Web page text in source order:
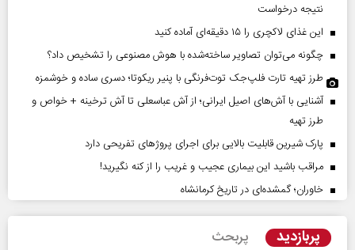
نتیجه درخواست
این غذای لاکچری را ۱۵ دقیقه‌ای آماده کنید
چگونه می‌توان تصاویر ساخته‌شده با هوش مصنوعی را تشخیص داد؟
طرز تهیه تارت فلپ‌جک توت‌فرنگی با پنیر ریکوتا؛ دسری ساده و خوشمزه
آشنایی با آش‌های اصیل ایرانی؛ از آش عباسعلی تا آش ترخینه + خواص و
طرز تهیه
پارک شیرین قابلیت‌ بالایی برای اجرای پروژهای تفریحی دارد
مراقب باشید این بیماری عجیب و غریب را از کنه نگیرید!
خاوران؛ گمشده‌ای در تاریخ کرمانشاه
پربازدید پربحث